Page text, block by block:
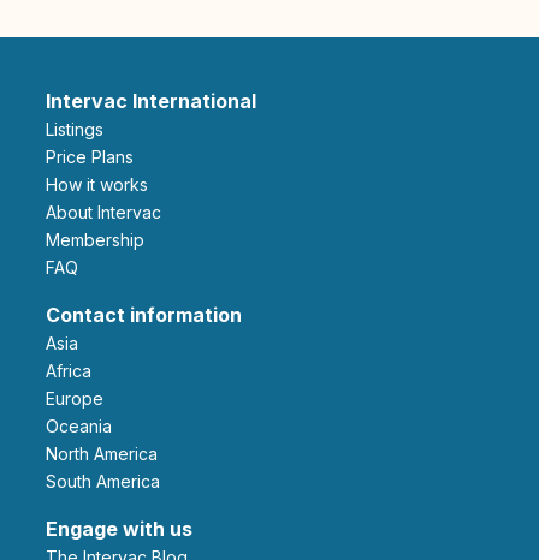
Intervac International
Listings
Price Plans
How it works
About Intervac
Membership
FAQ
Contact information
Asia
Africa
Europe
Oceania
North America
South America
Engage with us